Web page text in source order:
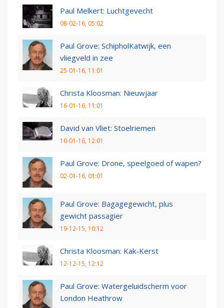
Paul Melkert: Luchtgevecht
08-02-16, 05:02
Paul Grove: SchipholKatwijk, een
vliegveld in zee
25-01-16, 11:01
Christa Kloosman: Nieuwjaar
16-01-16, 11:01
David van Vliet: Stoelriemen
10-01-16, 12:01
Paul Grove: Drone, speelgoed of wapen?
02-01-16, 01:01
Paul Grove: Bagagegewicht, plus
gewicht passagier
19-12-15, 10:12
Christa Kloosman: Kak-Kerst
12-12-15, 12:12
Paul Grove: Watergeluidscherm voor
London Heathrow